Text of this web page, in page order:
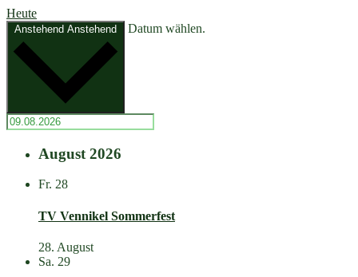
Heute
Anstehend Anstehend Datum wählen.
August 2026
Fr. 28
TV Vennikel Sommerfest
28. August
Sa. 29